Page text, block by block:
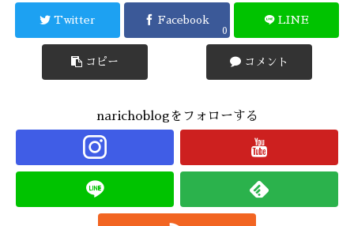
Twitter Facebook
0
LINE
コピー コメント
narichoblogをフォローする